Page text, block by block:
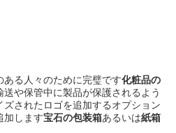
ある人々のために完璧です化粧品の
や保管中に製品が保護されるよう
されたロゴを追加するオプション
加します宝石の包装箱あるいは紙箱